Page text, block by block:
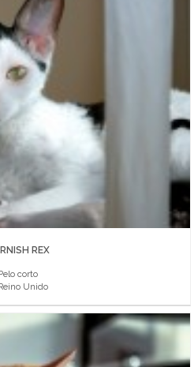
REX
Pelo corto
Reino Unido